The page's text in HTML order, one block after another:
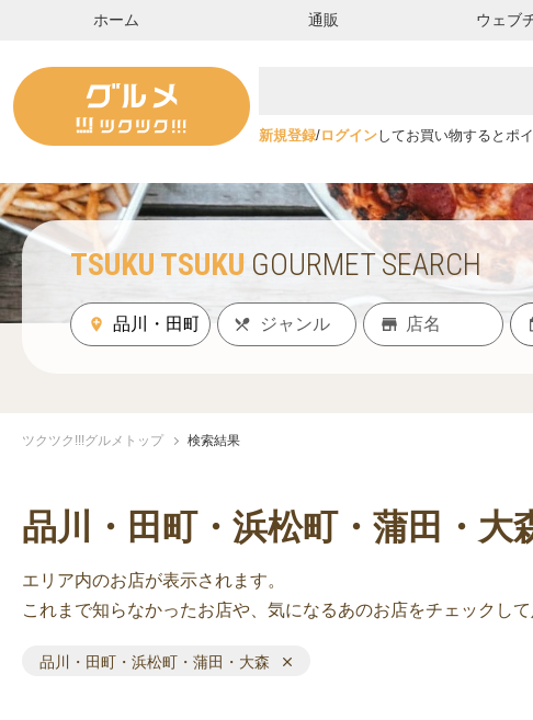
ホーム 通販 ウェブ
新規登録/ログインしてお買い物するとポ
TSUKU TSUKU GOURMET SEARCH
ツクツク!!!グルメトップ 検索結果
品川・田町・浜松町・蒲田・大
エリア内のお店が表示されます。
これまで知らなかったお店や、気になるあのお店をチェックし
品川・田町・浜松町・蒲田・大森